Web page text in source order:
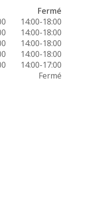
Fermé
14:00-18:00
14:00-18:00
14:00-18:00
14:00-18:00
14:00-17:00
Fermé